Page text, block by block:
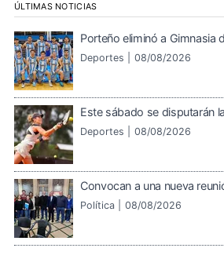
ÚLTIMAS NOTICIAS
Porteño eliminó a Gimnasia
Deportes | 08/08/2026
Este sábado se disputarán
Deportes | 08/08/2026
Convocan a una nueva
Política | 08/08/2026